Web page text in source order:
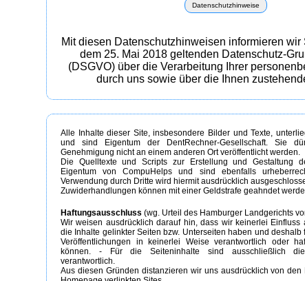
Datenschutzhinweise
Mit diesen Datenschutzhinweisen informieren wir
dem 25. Mai 2018 geltenden Datenschutz-
(DSGVO) über die Verarbeitung Ihrer
durch uns sowie über die Ihnen
Alle Inhalte dieser Site, insbesondere Bilder und Texte,
und sind Eigentum der DentRechner-Gesellschaft. Sie
Genehmigung nicht an einem anderen Ort veröffentlicht werden.
Die Quelltexte und Scripts zur Erstellung und Gestaltung
Eigentum von CompuHelps und sind ebenfalls
Verwendung durch Dritte wird hiermit ausdrücklich
Zuwiderhandlungen können mit einer Geldstrafe geahndet
Haftungsausschluss (wg. Urteil des Hamburger Landgerichts
Wir weisen ausdrücklich darauf hin, dass wir keinerlei Einfluss
die Inhalte gelinkter Seiten bzw. Unterseiten haben und deshalb
Veröffentlichungen in keinerlei Weise verantwortlich oder
können. - Für die Seiteninhalte sind ausschließlich
verantwortlich.
Aus diesen Gründen distanzieren wir uns ausdrücklich von